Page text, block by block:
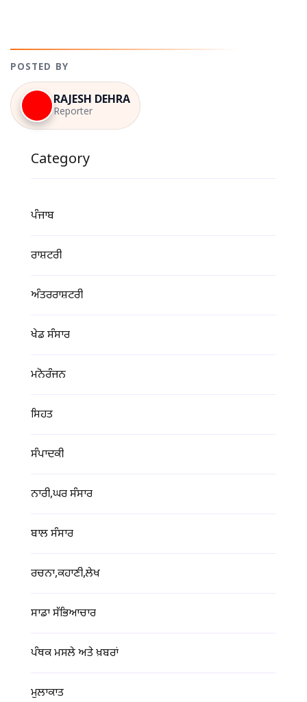
POSTED BY
RAJESH DEHRA
Reporter
Category
ਪੰਜਾਬ
ਰਾਸ਼ਟਰੀ
ਅੰਤਰਰਾਸ਼ਟਰੀ
ਖੇਡ ਸੰਸਾਰ
ਮਨੋਰੰਜਨ
ਸਿਹਤ
ਸੰਪਾਦਕੀ
ਨਾਰੀ,ਘਰ ਸੰਸਾਰ
ਬਾਲ ਸੰਸਾਰ
ਰਚਨਾ,ਕਹਾਣੀ,ਲੇਖ
ਸਾਡਾ ਸੱਭਿਆਚਾਰ
ਪੰਥਕ ਮਸਲੇ ਅਤੇ ਖ਼ਬਰਾਂ
ਮੁਲਾਕਾਤ